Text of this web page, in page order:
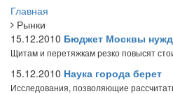
Главная
Рынки
15.12.2010 Бюджет Москвы
Щитам и перетяжкам резко повысят
15.12.2010 Наука города берет
Исследования, позволяющие